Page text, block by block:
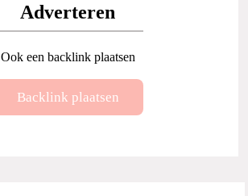
Adverteren
Ook een backlink plaatsen
Backlink plaatsen